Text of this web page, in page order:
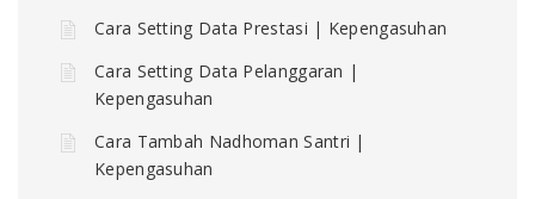
Cara Setting Data Prestasi | Kepengasuhan
Cara Setting Data Pelanggaran |
Kepengasuhan
Cara Tambah Nadhoman Santri |
Kepengasuhan